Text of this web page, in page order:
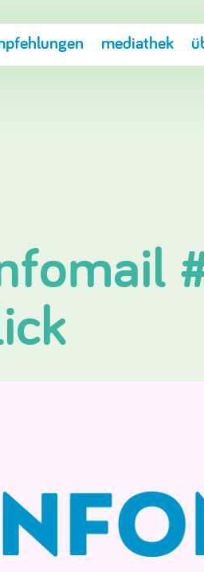
mediathek